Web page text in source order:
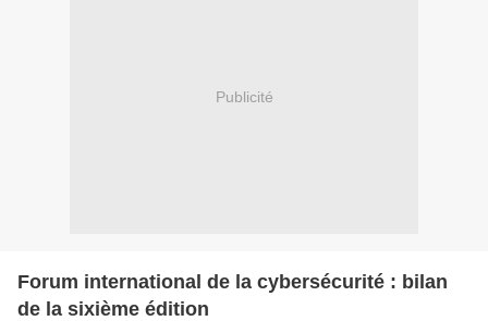
Publicité
Forum international de la cybersécurité : bilan
de la sixième édition